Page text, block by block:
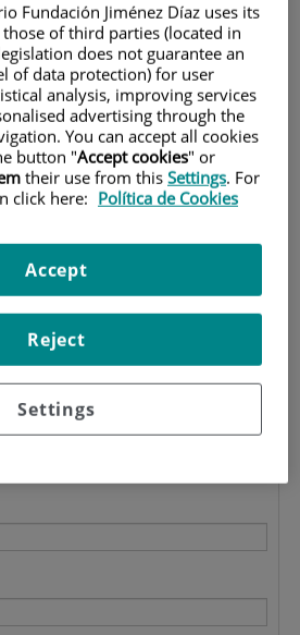
LA UAM EN CUIDADOS
EN ANESTESIA,
DEL DOLOR
DE POSTGRADO
de contacto de
qué máster quiere informarse.
Fundación Jiménez Díaz uses its
of third parties (located in
does not guarantee an
of data protection) for user
analysis, improving services
advertising through the
You can accept all cookies
button "Accept cookies" or
their use from this Settings. For
click here: Política de Cookies
Settings
Reject
Accept